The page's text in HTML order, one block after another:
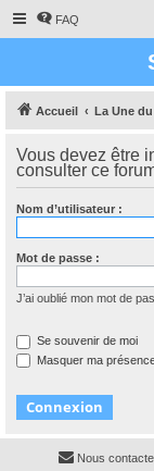
FAQ
Accueil La Une
Vous devez être
consulter ce
Nom d’utilisateur :
Mot de passe :
J’ai oublié mon mot de
Se souvenir de moi
Masquer ma
Nous